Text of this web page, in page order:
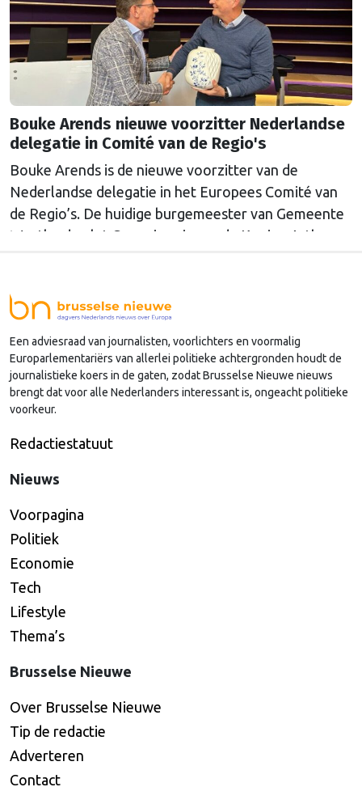
Bouke Arends nieuwe voorzitter Nederlandse
delegatie in Comité van de Regio's
Bouke Arends is de nieuwe voorzitter van de
Nederlandse delegatie in het Europees Comité van
de Regio’s. De huidige burgemeester van Gemeente
Westland volgt Commissaris van de Koning Arthur
Nederlandse regio’s behoorlijk succesvol in hun
lobby in Brussel, en dat komt vooral omdat …
Continued
Een adviesraad van journalisten, voorlichters en voormalig
Europarlementariërs van allerlei politieke achtergronden houdt de
journalistieke koers in de gaten, zodat Brusselse Nieuwe nieuws
brengt dat voor alle Nederlanders interessant is, ongeacht politieke
voorkeur.
Redactiestatuut
Nieuws
Voorpagina
Politiek
Economie
Tech
Lifestyle
Thema’s
Brusselse Nieuwe
Over Brusselse Nieuwe
Tip de redactie
Adverteren
Contact